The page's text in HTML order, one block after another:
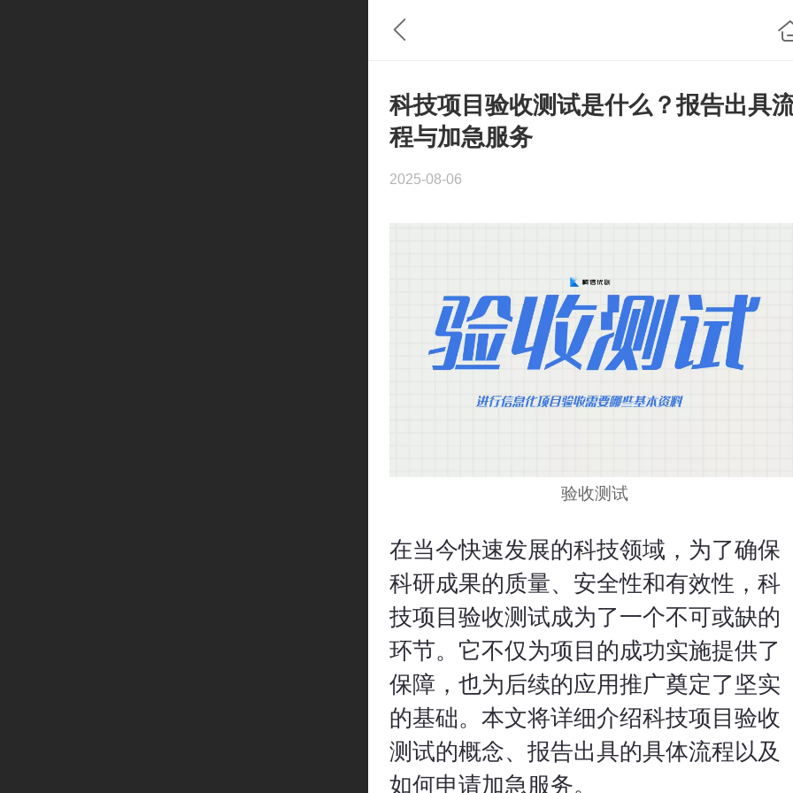
科技项目验收测试是什么？报告出具
程与加急服务
2025-08-06
验收测试
在当今快速发展的科技领域，为了确保
科研成果的质量、安全性和有效性，科
技项目验收测试成为了一个不可或缺的
环节。它不仅为项目的成功实施提供了
保障，也为后续的应用推广奠定了坚实
的基础。本文将详细介绍科技项目验收
测试的概念、报告出具的具体流程以及
如何申请加急服务。